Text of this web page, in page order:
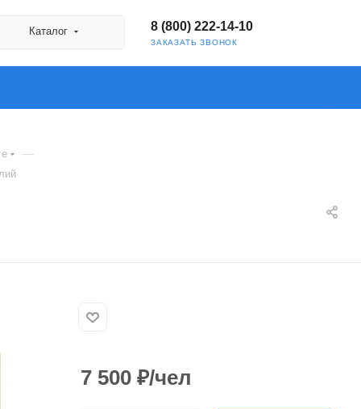
Каталог 8 (800) 222-14-10
ЗАКАЗАТЬ ЗВОНОК
—
7 500 ₽/чел